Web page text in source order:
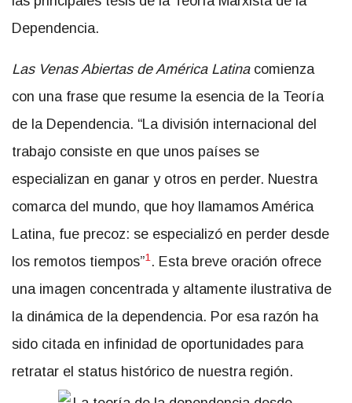
Dependencia.
Las Venas Abiertas de América Latinacomienza
con una frase que resume la esencia de la Teoría
de la Dependencia. “La división internacional del
trabajo consiste en que unos países se
especializan en ganar y otros en perder. Nuestra
comarca del mundo, que hoy llamamos América
Latina, fue precoz: se especializó en perder desde
los remotos tiempos”1. Esta breve oración ofrece
una imagen concentrada y altamente ilustrativa de
la dinámica de la dependencia. Por esa razón ha
sido citada en infinidad de oportunidades para
retratar el status histórico de nuestra región.